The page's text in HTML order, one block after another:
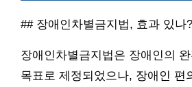
## 장애인차별금지법, 효과 있나
장애인차별금지법은 장애인의
목표로 제정되었으나, 장애인 편